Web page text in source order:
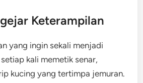
Keterampilan
yang ingin sekali menjadi
kali memetik senar,
kucing yang tertimpa jemuran.